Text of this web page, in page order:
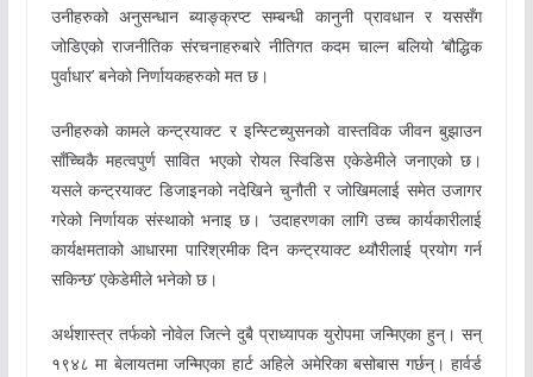
उनीहरुको अनुसन्धान ब्याङ्क्रप्ट सम्बन्धी कानुनी प्रावधान र यससँग
जोडिएको राजनीतिक संरचनाहरुबारे नीतिगत कदम चाल्न बलियो ‘बौद्धिक
पुर्वाधार’ बनेको निर्णायकहरुको मत छ।
उनीहरुको कामले कन्ट्रयाक्ट र इन्स्टिच्युसनको वास्तविक जीवन बुझाउन
साँच्चिकै महत्वपुर्ण सावित भएको रोयल स्विडिस एकेडेमीले जनाएको छ।
यसले कन्ट्रयाक्ट डिजाइनको नदेखिने चुनौती र जोखिमलाई समेत उजागर
गरेको निर्णायक संस्थाको भनाइ छ। ‘उदाहरणका लागि उच्च कार्यकारीलाई
कार्यक्षमताको आधारमा पारिश्रमीक दिन कन्ट्रयाक्ट थ्यौरीलाई प्रयोग गर्न
सकिन्छ’ एकेडेमीले भनेको छ।
अर्थशास्त्र तर्फको नोवेल जित्ने दुबै प्राध्यापक युरोपमा जन्मिएका हुन्। सन्
१९४८ मा बेलायतमा जन्मिएका हार्ट अहिले अमेरिका बसोबास गर्छन्। हार्वर्ड